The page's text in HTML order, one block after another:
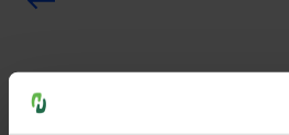
MVZ-Schwerin